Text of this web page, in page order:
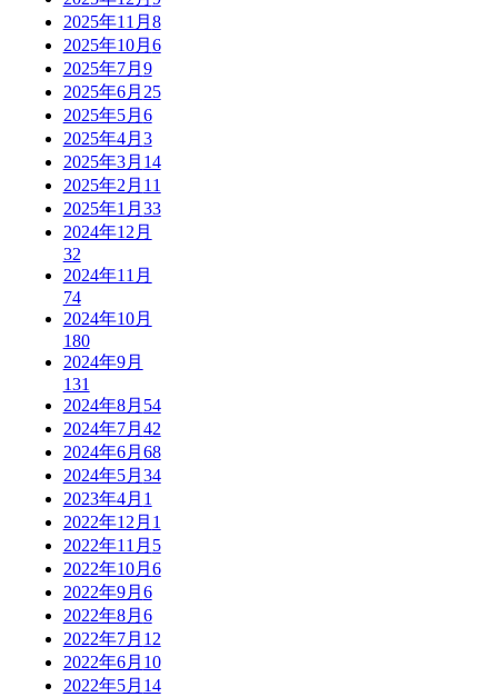
2025年11月 8
2025年10月 6
2025年7月 9
2025年6月 25
2025年5月 6
2025年4月 3
2025年3月 14
2025年2月 11
2025年1月 33
2024年12月
32
2024年11月
74
2024年10月
180
2024年9月
131
2024年8月 54
2024年7月 42
2024年6月 68
2024年5月 34
2023年4月 1
2022年12月 1
2022年11月 5
2022年10月 6
2022年9月 6
2022年8月 6
2022年7月 12
2022年6月 10
2022年5月 14